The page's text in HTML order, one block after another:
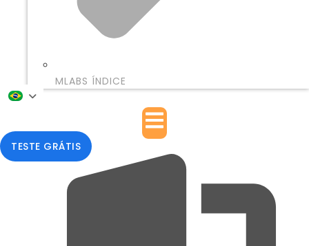
MLABS ÍNDICE
TESTE GRÁTIS